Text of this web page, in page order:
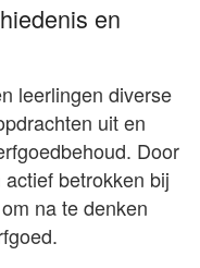
en
leerlingen diverse
uit en
Door
betrokken bij
na te denken